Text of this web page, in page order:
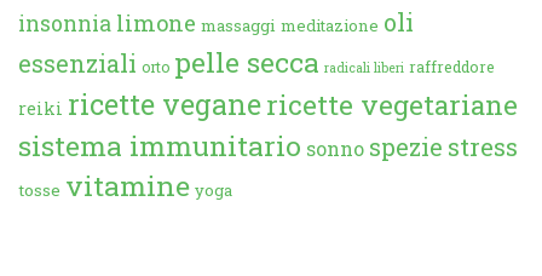
insonnia limone massaggi meditazione oli
essenziali orto pelle secca radicali liberi raffreddore
reiki ricette veganericette vegetariane
sistema immunitario sonno spezie stress
tosse vitamine yoga